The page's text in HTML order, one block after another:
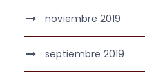
noviembre 2019
septiembre 2019